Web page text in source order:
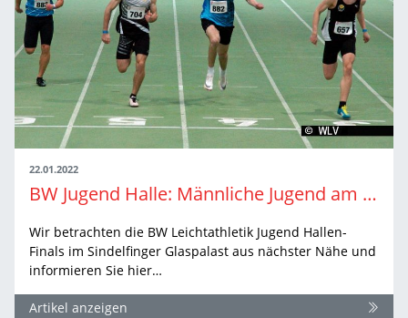
22.01.2022
BW Jugend Halle: Männliche Jugend am Samstag
Wir betrachten die BW Leichtathletik Jugend Hallen-
Finals im Sindelfinger Glaspalast aus nächster Nähe und
informieren Sie hier…
Artikel anzeigen